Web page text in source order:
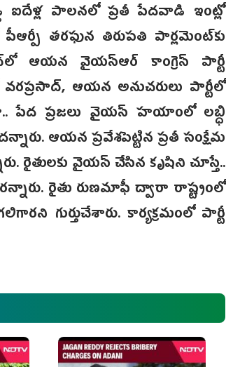
ఐదేళ్ల పాలనలో ప్రతీ పేదవాడి ఇంట్లో
తరఫున తిరుపతి పార్లమెంట్‌కు
ఆయన వైయస్ఆర్ కాంగ్రెస్ పార్టీ
ఆయన అనుచరులు పార్టీలో
పేద ప్రజలు వైయస్ హయాంలో లబ్ధి
ఆయన ప్రవేశపెట్టిన ప్రతీ సంక్షేమ
రైతులకు వైయస్ చేసిన కృషిని చూస్తే..
రైతు రుణమాఫీ ద్వారా రాష్ట్రంలో
గుర్తుచేశారు. కార్యక్రమంలో పార్టీ